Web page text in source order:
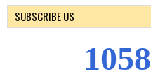
SUBSCRIBE US
1058